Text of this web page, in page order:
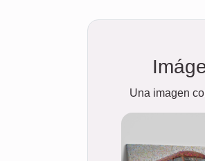
Una imagen